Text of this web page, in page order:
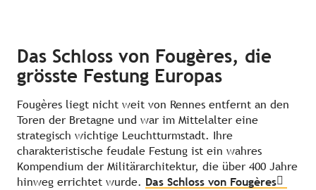
Das Schloss von Fougères, die
grösste Festung Europas
Fougères liegt nicht weit von Rennes entfernt an den
Toren der Bretagne und war im Mittelalter eine
strategisch wichtige Leuchtturmstadt. Ihre
charakteristische feudale Festung ist ein wahres
Kompendium der Militärarchitektur, die über 400 Jahre
hinweg errichtet wurde. Das Schloss von Fougères